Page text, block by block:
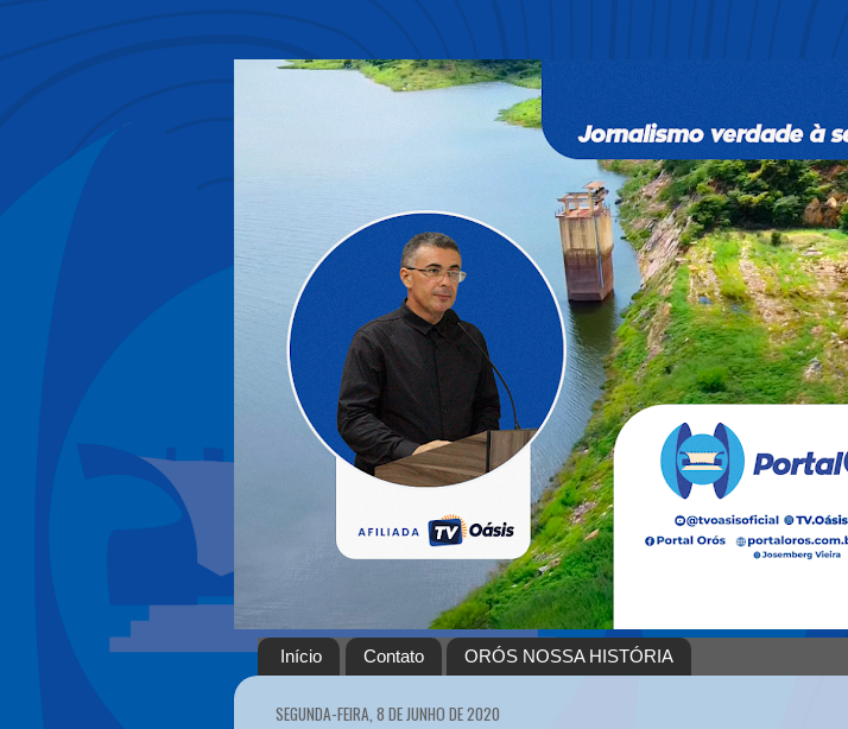
Início Contato ORÓS NOSSA HISTÓRIA
SEGUNDA-FEIRA, 8 DE JUNHO DE 2020